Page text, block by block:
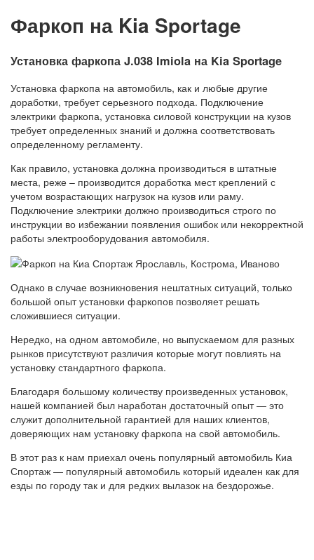
Фаркоп на Kia Sportage
Установка фаркопа J.038 Imiola на Kia Sportage
Установка фаркопа на автомобиль, как и любые другие
доработки, требует серьезного подхода. Подключение
электрики фаркопа, установка силовой конструкции на кузов
требует определенных знаний и должна соответствовать
определенному регламенту.
Как правило, установка должна производиться в штатные
места, реже – производится доработка мест креплений с
учетом возрастающих нагрузок на кузов или раму.
Подключение электрики должно производиться строго по
инструкции во избежании появления ошибок или некорректной
работы электрооборудования автомобиля.
Однако в случае возникновения нештатных ситуаций, только
большой опыт установки фаркопов позволяет решать
сложившиеся ситуации.
Нередко, на одном автомобиле, но выпускаемом для разных
рынков присутствуют различия которые могут повлиять на
установку стандартного фаркопа.
Благодаря большому количеству произведенных установок,
нашей компанией был наработан достаточный опыт — это
служит дополнительной гарантией для наших клиентов,
доверяющих нам установку фаркопа на свой автомобиль.
В этот раз к нам приехал очень популярный автомобиль Киа
Спортаж — популярный автомобиль который идеален как для
езды по городу так и для редких вылазок на бездорожье.